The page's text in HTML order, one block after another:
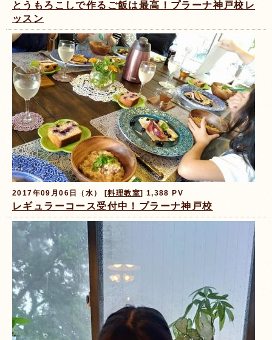
とうもろこしで作るご飯は最高！プラーナ神戸校レ
ッスン
2017年09月06日（水） [料理教室] 1,388 PV
レギュラーコース受付中！プラーナ神戸校